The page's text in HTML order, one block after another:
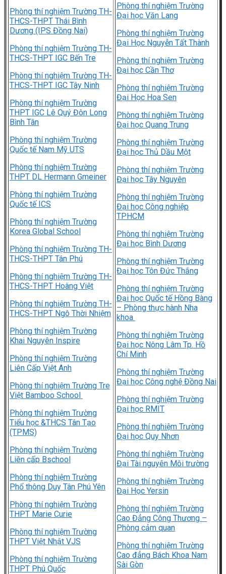
Phòng thí nghiệm Trường TH-
THCS-THPT Thái Bình
Dương (IPS Đồng Nai)
Phòng thí nghiệm Trường TH-
THCS-THPT IGC Bến Tre
Phòng thí nghiệm Trường TH-
THCS-THPT IGC Tây Ninh
Phòng thí nghiệm Trường
THPT IGC Lê Quý Đôn Long
Bình Tân
Phòng thí nghiệm Trường
Quốc tế Nam Mỹ UTS
Phòng thí nghiệm Trường
THPT DL Hermann Gmeiner
Phòng thí nghiệm Trường
Quốc tế ICS
Phòng thí nghiệm Trường
Korea Global School
Phòng thí nghiệm Trường TH-
THCS-THPT Tân Phú
Phòng thí nghiệm Trường TH-
THCS-THPT Hoàng Việt
Phòng thí nghiệm Trường TH-
THCS-THPT Ngô Thời Nhiệm
Phòng thí nghiệm Trường
Khai Nguyên Inspire
Phòng thí nghiệm Trường
Liên Cấp Việt Anh
Phòng thí nghiệm Trường Tre
Việt Bamboo School
Phòng thí nghiệm Trường
Tiểu học &THCS Tân Tạo
(TPMS)
Phòng thí nghiệm Trường
Liên cấp Bschool
Phòng thí nghiệm Trường
Phổ thông Duy Tân Phú Yên
Phòng thí nghiệm Trường
THPT Marie Curie
Phòng thí nghiệm Trường
THPT Việt Nhật VJS
Phòng thí nghiệm Trường
THPT Phú Quốc
Phòng thí nghiệm Trường
Đại học Văn Lang
Phòng thí nghiệm Trường
Đại Học Nguyễn Tất Thành
Phòng thí nghiệm Trường
Đại học Cần Thơ
Phòng thí nghiệm Trường
Đại Học Hoa Sen
Phòng thí nghiệm Trường
Đại học Quang Trung
Phòng thí nghiệm Trường
Đại học Thủ Dầu Một
Phòng thí nghiệm Trường
Đại học Tây Nguyên
Phòng thí nghiệm Trường
Đại học Công nghiệp
TPHCM
Phòng thí nghiệm Trường
Đại học Bình Dương
Phòng thí nghiệm Trường
Đại học Tôn Đức Thắng
Phòng thí nghiệm Trường
Đại học Quốc tế Hồng Bàng
– Phòng thực hành Nha
khoa
Phòng thí nghiệm Trường
Đại học Nông Lâm Tp. Hồ
Chí Minh
Phòng thí nghiệm Trường
Đại học Công nghệ Đồng Nai
Phòng thí nghiệm Trường
Đại học RMIT
Phòng thí nghiệm Trường
Đại học Quy Nhơn
Phòng thí nghiệm Trường
Đại Tài nguyên Môi trường
Phòng thí nghiệm Trường
Đại Học Yersin
Phòng thí nghiệm Trường
Cao Đẳng Công Thương –
Phòng cảm quan
Phòng thí nghiệm Trường
Cao đẳng Bách Khoa Nam
Sài Gòn